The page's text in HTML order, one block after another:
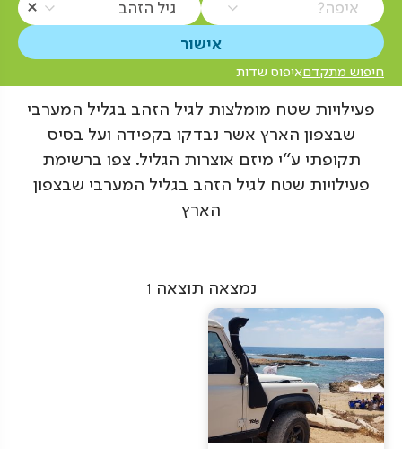
איפה? גיל הזהב
חיפוש מתקדםאיפוס שדות
פעילויות שטח מומלצות לגיל הזהב בגליל המערבי
שבצפון הארץ אשר נבדקו בקפידה ועל בסיס
תקופתי ע"י מיזם אוצרות הגליל. צפו ברשימת
פעילויות שטח לגיל הזהב בגליל המערבי שבצפון
הארץ
נמצאה תוצאה 1